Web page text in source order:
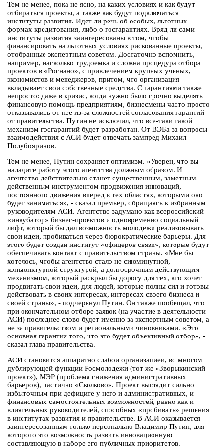
Тем не менее, пока не ясно, на каких условиях и как будут
отбираться проекты, а также как будут подключаться
институты развития. Идет ли речь об особых, льготных
формах кредитования, либо о госгарантиях. Вряд ли сами
институты развития заинтересованы в том, чтобы
финансировать на льготных условиях рискованные проекты,
отобранные экспертным советом. Достаточно вспомнить,
например, насколько трудоемка и сложна процедура отбора
проектов в «Роснано», с привлечением крупных ученых,
экономистов и менеджеров, притом, что организация
вкладывает свои собственные средства. С гарантиями также
непросто: даже в кризис, когда нужно было срочно выделять
финансовую помощь предприятиям, бизнесмены часто просто
отказывались от нее из-за сложностей согласования гарантий
от правительства. Путин не исключил, что все-таки такой
механизм госгарантий будет разработан. От ВЭБа за вопросы
взаимодействия с АСИ будет отвечать зампред Михаил
Полубояринов.
Тем не менее, Путин сохраняет оптимизм. «Уверен, что вы
наладите работу этого агентства должным образом. И
агентство действительно станет существенным, заметным,
действенным инструментом продвижения инноваций,
постоянного движения вперед в тех областях, которыми оно
будет заниматься», - сказал премьер, обращаясь к избранным
руководителям АСИ. Агентство задумано как всероссийский
«инкубатор» бизнес-проектов и одновременно социальный
лифт, который бы дал возможность молодежи реализовывать
свои идеи, пробиваться через бюрократические барьеры. Для
этого будет создан институт «офицеров связи», которые будут
обеспечивать контакт с правительством страны. «Мне бы
хотелось, чтобы агентство стало не сиюминутной,
конъюнктурной структурой, а долгосрочным действующим
механизмом, который раскрыл бы дорогу для тех, кто хочет
продвигать свои идеи, для людей, которые полны сил и готовы
действовать в своих интересах, интересах своего бизнеса и
своей страны», - подчеркнул Путин. Он также пообещал, что
при окончательном отборе заявок (на участие в деятельности
АСИ) последнее слово будет именно за экспертным советом, а
не за правительством и региональными чиновниками. «Это
основная гарантия того, что это будет объективный отбор», -
сказал глава правительства.
АСИ становится аппаратно слабой организацией, во многом
дублирующей функции Росмолодежи (тот же «Зворыкинский
проект»), МЭР (проблема снижения административных
барьеров), частично «Сколково». Проект выглядит сильно
избыточным при дефиците у него и административных, и
финансовых самостоятельных возможностей, равно как и
влиятельных руководителей, способных «пробивать» решения
в институтах развития и правительстве. В АСИ оказывается
заинтересованным только персонально Владимир Путин, для
которого это возможность развить инновационную
составляющую в наборе его публичных приоритетов.